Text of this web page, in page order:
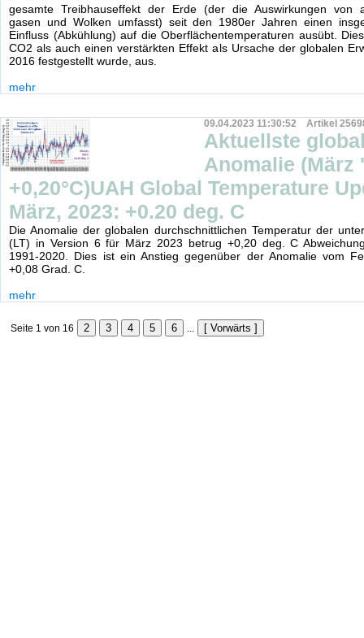
gesamte Treibhauseffekt der Erde (der die Auswirkungen von
gasen und Wolken umfasst) seit den 1980er Jahren einen
Einfluss (Abkühlung) auf die Oberflächentemperaturen ausübt.
CO2 als auch einen verstärkten Effekt als Ursache der globalen
2016 festgestellt wurde, aus.
mehr
09.04.2023 11:30:52 Artikel
Aktuellste
Anomalie (März
+0,20°C)UAH Global Temperature
März, 2023: +0.20 deg. C
Die Anomalie der globalen durchschnittlichen Temperatur der
(LT) in Version 6 für März 2023 betrug +0,20 deg. C
1991-2020. Dies ist ein Anstieg gegenüber der Anomalie vom
+0,08 Grad. C.
mehr
Seite 1 von 16 ...